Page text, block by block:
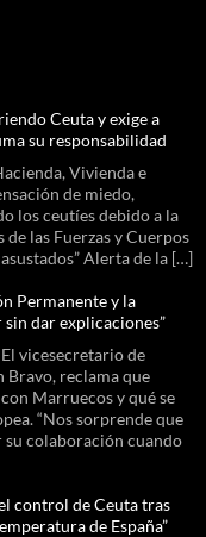
Ceuta y exige a
su responsabilidad
Vivienda e
de miedo,
los ceutíes debido a la
las Fuerzas y Cuerpos
Alerta de la […]
Permanente y la
sin dar explicaciones”
vicesecretario de
Bravo, reclama que
Marruecos y qué se
“Nos sorprende que
colaboración cuando
control de Ceuta tras
de España”